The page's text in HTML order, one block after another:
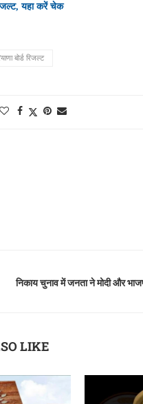
यहा करें चेक
बोर्ड रिजल्ट
निकाय चुनाव में जनता ने मोदी और
LIKE